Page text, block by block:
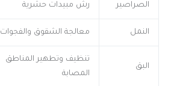
الصراصير رش مبيدات حشرية
النمل معالجة الشقوق والفجوات
البق
تنظيف وتطهير المناطق
المصابة